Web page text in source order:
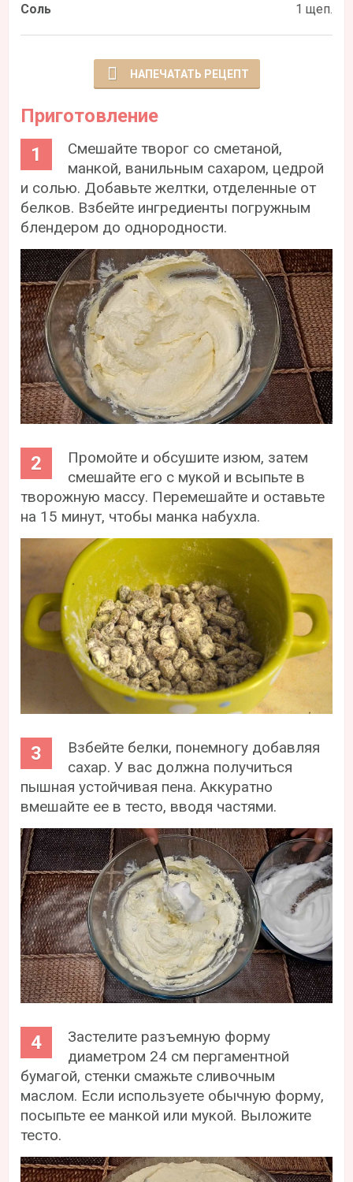
Соль
1 щеп.
НАПЕЧАТАТЬ РЕЦЕПТ
Приготовление
Смешайте творог со сметаной,
манкой, ванильным сахаром, цедрой
и солью. Добавьте желтки, отделенные от
белков. Взбейте ингредиенты погружным
блендером до однородности.
Промойте и обсушите изюм, затем
смешайте его с мукой и всыпьте в
творожную массу. Перемешайте и оставьте
на 15 минут, чтобы манка набухла.
Взбейте белки, понемногу добавляя
сахар. У вас должна получиться
пышная устойчивая пена. Аккуратно
вмешайте ее в тесто, вводя частями.
Застелите разъемную форму
диаметром 24 см пергаментной
бумагой, стенки смажьте сливочным
маслом. Если используете обычную форму,
посыпьте ее манкой или мукой. Выложите
тесто.